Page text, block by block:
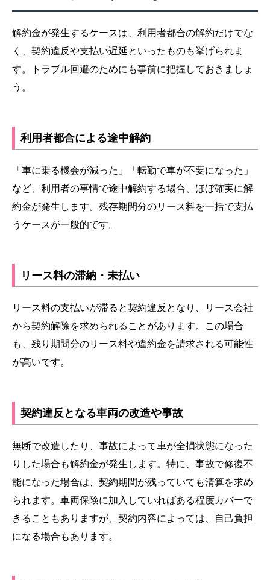
解約金が発生するケースは、利用者都合の解約だけでな
く、契約違反や支払い遅延といったものも挙げられま
す。トラブル回避のためにも事前に把握しておきましょ
う。
利用者都合による途中解約
「車に乗る機会が減った」「転勤で車が不要になった」
など、利用者の事情で途中解約する場合、ほぼ確実に解
約金が発生します。残存期間分のリース料を一括で支払
うケースが一般的です。
リース料の滞納・未払い
リース料の支払いが滞ると契約違反となり、リース会社
から契約解除を求められることがあります。この場合
も、残り期間分のリース料や違約金を請求される可能性
が高いです。
契約違反となる車両の改造や事故
無断で改造したり、事故によって車が全損状態になった
りした場合も解約金が発生します。特に、事故で修復不
能になった場合は、契約期間が残っていても清算を求め
られます。車両保険に加入していればある程度カバーで
きることもありますが、契約内容によっては、自己負担
になる場合もあります。